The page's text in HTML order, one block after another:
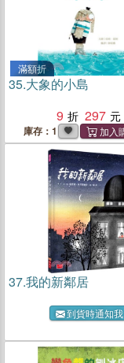
滿額折
35.大象的小島
9
297
庫存：1
37.我的新鄰居
到貨時通知我